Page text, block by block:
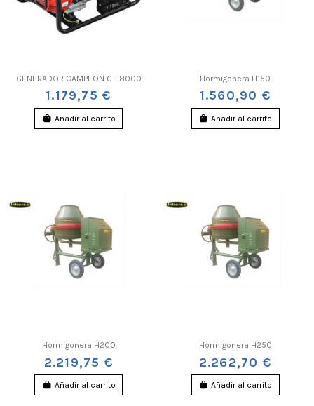
GENERADOR CAMPEON CT-8000
1.179,75 €
Añadir al carrito
Hormigonera H150
1.560,90 €
Añadir al carrito
Hormigonera H200
2.219,75 €
Añadir al carrito
Hormigonera H250
2.262,70 €
Añadir al carrito